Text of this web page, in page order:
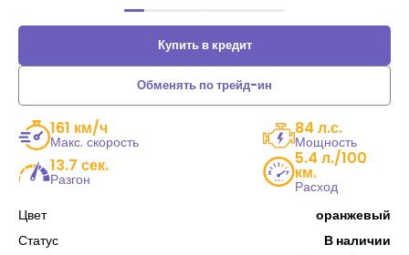
Купить в кредит
Обменять по трейд-ин
161 км/ч
Макс. скорость
84 л.с.
Мощность
13.7 сек.
Разгон
5.4 л./100
км.
Расход
Цвет
оранжевый
Статус
В наличии